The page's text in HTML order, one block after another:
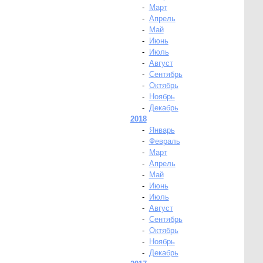
-
Март
- Апрель
-
Май
-
Июнь
-
Июль
- Август
- Сентябрь
- Октябрь
-
Ноябрь
- Декабрь
2018
-
Январь
- Февраль
-
Март
- Апрель
-
Май
-
Июнь
-
Июль
- Август
- Сентябрь
- Октябрь
-
Ноябрь
- Декабрь